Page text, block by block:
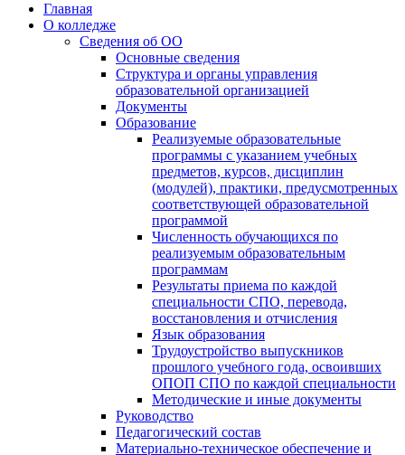
Главная
О колледже
Сведения об ОО
Основные сведения
Структура и органы управления
образовательной организацией
Документы
Образование
Реализуемые образовательные
программы с указанием учебных
предметов, курсов, дисциплин
(модулей), практики, предусмотренных
соответствующей образовательной
программой
Численность обучающихся по
реализуемым образовательным
программам
Результаты приема по каждой
специальности СПО, перевода,
восстановления и отчисления
Язык образования
Трудоустройство выпускников
прошлого учебного года, освоивших
ОПОП СПО по каждой специальности
Методические и иные документы
Руководство
Педагогический состав
Материально-техническое обеспечение и